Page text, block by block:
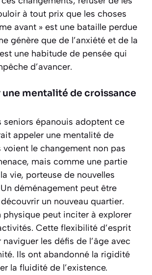
à tout prix que les choses
avant » est une bataille perdue
génère que de l’anxiété et de la
une habitude de pensée qui
d’avancer.
mentalité de croissance
seniors épanouis adoptent ce
appeler une mentalité de
voient le changement non pas
mais comme une partie
vie, porteuse de nouvelles
déménagement peut être
un nouveau quartier.
peut inciter à explorer
Cette flexibilité d’esprit
naviguer les défis de l’âge avec
. Ils ont abandonné la rigidité
la fluidité de l’existence.